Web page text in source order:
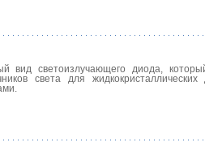
вид светоизлучающего диода,
света для